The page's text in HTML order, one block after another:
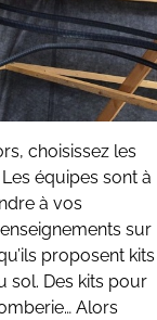
choisissez les
Les équipes sont à
à vos
sur
proposent kits
sol. Des kits pour
Alors